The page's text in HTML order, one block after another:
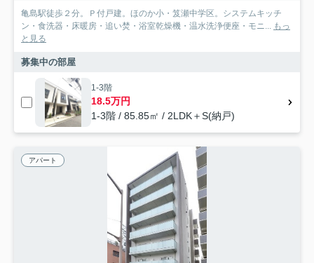
亀島駅徒歩２分。Ｐ付戸建。ほのか小・笈瀬中学区。システムキッチ
ン・食洗器・床暖房・追い焚・浴室乾燥機・温水洗浄便座・モニ... もっ
と見る
募集中の部屋
1-3階
18.5万円
1-3階 / 85.85㎡ / 2LDK＋S(納戸)
アパート